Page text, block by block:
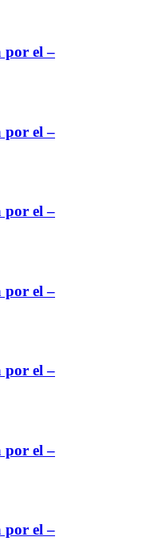
por el –
por el –
por el –
por el –
por el –
por el –
por el –